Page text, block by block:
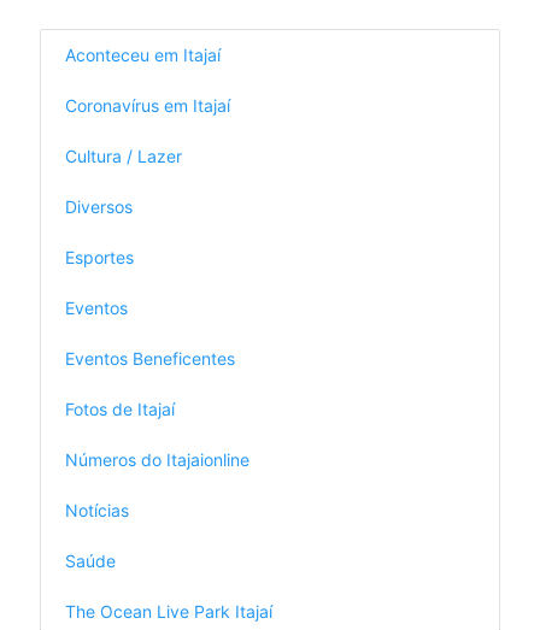
Aconteceu em Itajaí
Coronavírus em Itajaí
Cultura / Lazer
Diversos
Esportes
Eventos
Eventos Beneficentes
Fotos de Itajaí
Números do Itajaionline
Notícias
Saúde
The Ocean Live Park Itajaí